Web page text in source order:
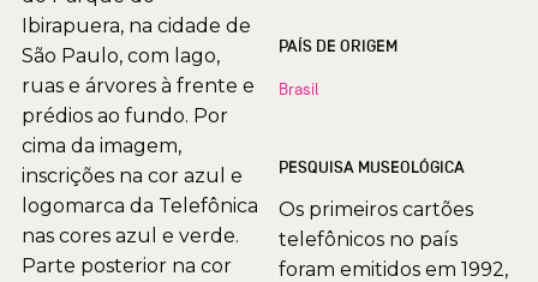
Ibirapuera, na cidade de
São Paulo, com lago,
ruas e árvores à frente e
prédios ao fundo. Por
cima da imagem,
inscrições na cor azul e
logomarca da Telefônica
nas cores azul e verde.
Parte posterior na cor
PAÍS DE ORIGEM
Brasil
PESQUISA MUSEOLÓGICA
Os primeiros cartões
telefônicos no país
foram emitidos em 1992,